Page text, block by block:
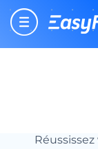
Accueil
Location
Fichier